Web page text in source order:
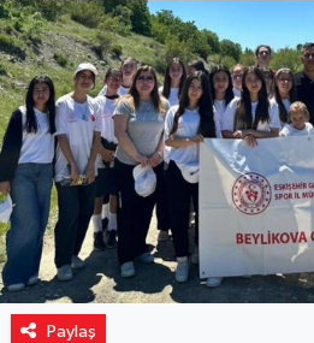
Paylaş
Yaşam
Resmi ilanlar